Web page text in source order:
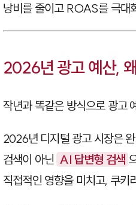
낭비를 줄이고 ROAS를 극대
2026년 광고 예산,
작년과 똑같은 방식으로 광고
2026년 디지털 광고 시장은
검색이 아닌 AI 답변형 검색
직접적인 영향을 미치고, 쿠키